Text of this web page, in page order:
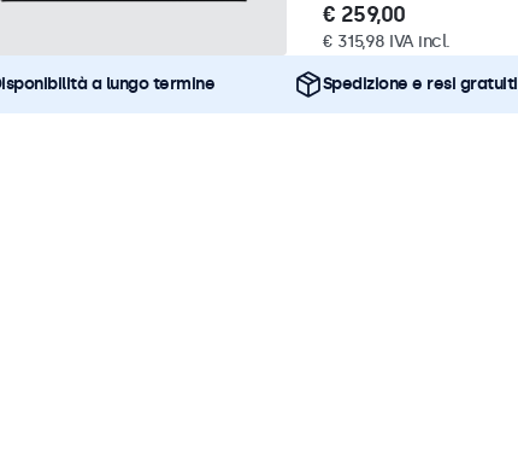
€ 259,00
€ 315,98 IVA incl.
a lungo termine Spedizione e resi gratuiti